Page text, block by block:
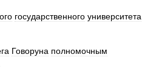
государственного университета
Говоруна полномочным